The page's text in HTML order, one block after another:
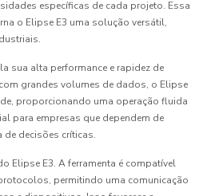
específicas de cada projeto. Essa
o Elipse E3 uma solução versátil,
sua alta performance e rapidez de
grandes volumes de dados, o Elipse
proporcionando uma operação fluida
para empresas que dependem de
decisões críticas.
Elipse E3. A ferramenta é compatível
permitindo uma comunicação